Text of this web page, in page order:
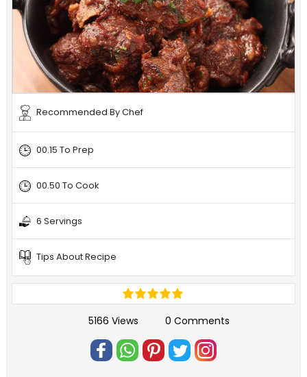
Recommended By Chef
00.15 To Prep
00.50 To Cook
6 Servings
Tips About Recipe
5166 Views 0 Comments